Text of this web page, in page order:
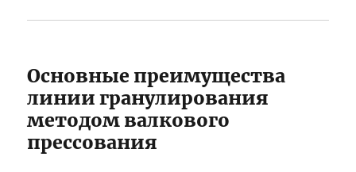
Основные преимущества
линии гранулирования
методом валкового
прессования